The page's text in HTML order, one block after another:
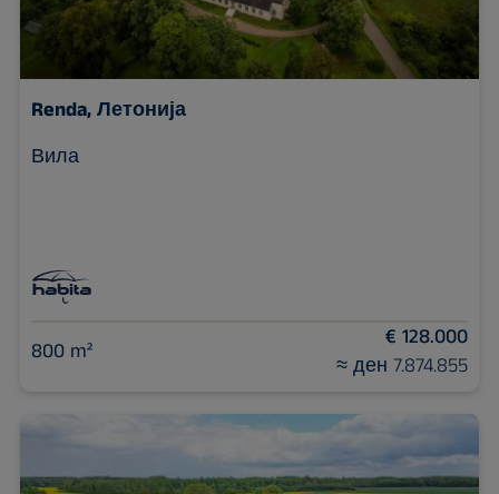
Renda, Летонија
Вила
800 m²
€ 128.000
≈ ден 7.874.855